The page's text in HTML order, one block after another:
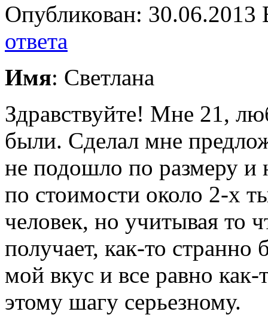
Опубликован:
ответа
Имя: Светлана
Здравствуйте! Мне 21,
были. Сделал мне
не подошло по размеру и
по стоимости около 2-х
человек, но учитывая то
получает, как-то
мой вкус и все равно как-
этому шагу серьезному.